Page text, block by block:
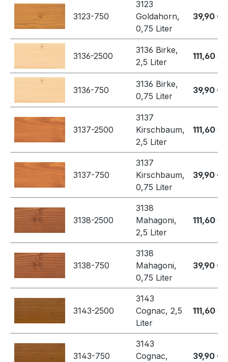
3123-750
3123
Goldahorn,
0,75 Liter
39,90 €
3136-2500
3136 Birke,
2,5 Liter
111,60 €
3136-750
3136 Birke,
0,75 Liter
39,90 €
3137-2500
3137
Kirschbaum,
2,5 Liter
111,60 €
3137-750
3137
Kirschbaum,
0,75 Liter
39,90 €
3138-2500
3138
Mahagoni,
2,5 Liter
111,60 €
3138-750
3138
Mahagoni,
0,75 Liter
39,90 €
3143-2500
3143
Cognac, 2,5
Liter
111,60 €
3143-750
3143
Cognac,
39,90 €